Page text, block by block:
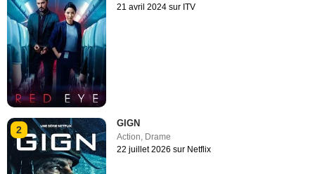
21 avril 2024 sur ITV
2
GIGN
Action, Drame
22 juillet 2026 sur Netflix